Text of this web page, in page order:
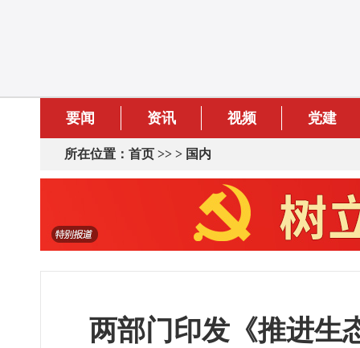
要闻 资讯 视频 党建
所在位置： 首页 >> > 国内
两部门印发《推进生